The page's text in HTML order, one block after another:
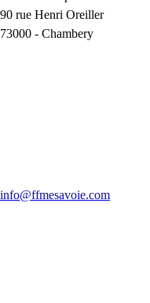
90 rue Henri Oreiller
73000 - Chambery
info@ffmesavoie.com